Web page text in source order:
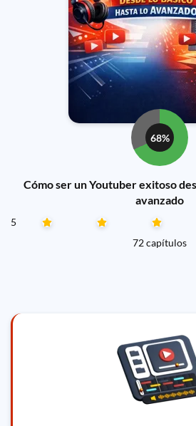
68%
Cómo ser un Youtuber exitoso
avanzado
5
72 capítulos